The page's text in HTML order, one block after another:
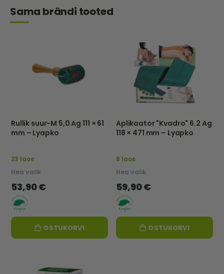
Sama brändi tooted
Rullik suur-M 5,0 Ag 111 × 61
mm – Lyapko
23 laos
Hea valik
53,90 €
OSTUKORVI
Aplikaator "Kvadro" 6.2 Ag
118 × 471 mm – Lyapko
8 laos
Hea valik
59,90 €
OSTUKORVI